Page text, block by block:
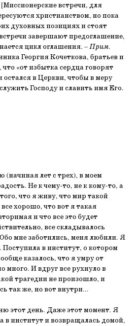
встречи, для
христианством, но пока
духовных позициях и стоят
завершают предоглашение,
цикл оглашения. –Прим.
Георгия Кочеткова, братьев и
что «от избытка сердца говорят
остался в Церкви, чтобы в меру
Господу и славить имя Его.
(начиная лет с трех), в моем
Не к чему-то, не к кому-то, а
что я живу, что мир такой
хорошо, что вот я такая
и что все это будет
все складывалось
мне заботились, меня любили. Я
Поступила в институт, о котором
казалось, что я умру от
много. И вдруг все рухнуло в
трагедии не произошло, и
так же, но вот внутри...
этот день. Даже этот момент. Я
в институт и возвращалась домой,